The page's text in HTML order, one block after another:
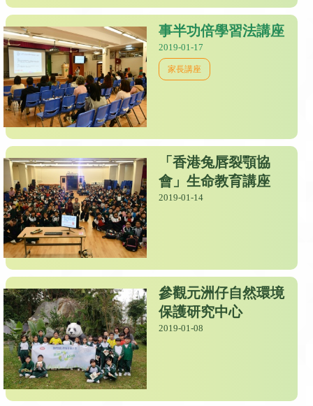
事半功倍學習法講座
2019-01-17
家長講座
「香港兔唇裂顎協
會」生命教育講座
2019-01-14
參觀元洲仔自然環境
保護研究中心
2019-01-08